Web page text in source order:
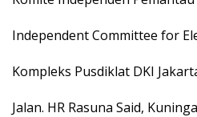
Independent Committee for
Kompleks Pusdiklat DKI
Jalan. HR Rasuna Said,